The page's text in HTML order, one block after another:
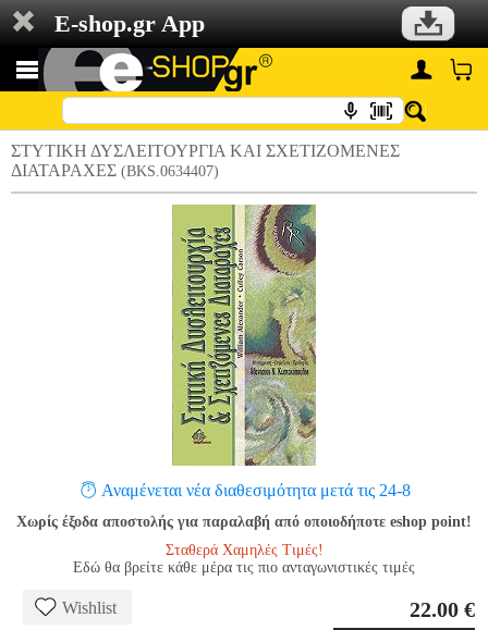
E-shop.gr App
ΣΤΥΤΙΚΗ ΔΥΣΛΕΙΤΟΥΡΓΙΑ ΚΑΙ ΣΧΕΤΙΖΟΜΕΝΕΣ
ΔΙΑΤΑΡΑΧΕΣ (BKS.0634407)
Αναμένεται νέα διαθεσιμότητα μετά τις 24-8
Χωρίς έξοδα αποστολής για παραλαβή από οποιοδήποτε eshop point!
Σταθερά Χαμηλές Τιμές!
Εδώ θα βρείτε κάθε μέρα τις πιο ανταγωνιστικές τιμές
Wishlist 22.00 €